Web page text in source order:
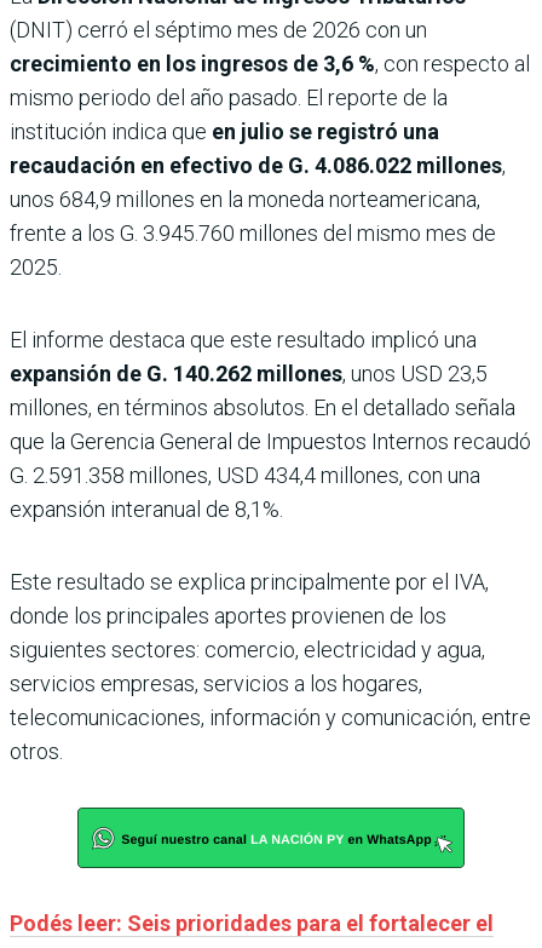
(DNIT) cerró el séptimo mes de 2026 con un
crecimiento en los ingresos de 3,6 %, con respecto al
mismo periodo del año pasado. El reporte de la
institución indica que en julio se registró una
recaudación en efectivo de G. 4.086.022 millones,
unos 684,9 millones en la moneda norteamericana,
frente a los G. 3.945.760 millones del mismo mes de
2025.
El informe destaca que este resultado implicó una
expansión de G. 140.262 millones, unos USD 23,5
millones, en términos absolutos. En el detallado señala
que la Gerencia General de Impuestos Internos recaudó
G. 2.591.358 millones, USD 434,4 millones, con una
expansión interanual de 8,1%.
Este resultado se explica principalmente por el IVA,
donde los principales aportes provienen de los
siguientes sectores: comercio, electricidad y agua,
servicios empresas, servicios a los hogares,
telecomunicaciones, información y comunicación, entre
otros.
Podés leer: Seis prioridades para el fortalecer el